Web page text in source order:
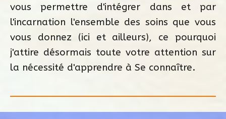
vous permettre d'intégrer dans et par
l'incarnation l'ensemble des soins que vous
vous donnez (ici et ailleurs), ce pourquoi
j'attire désormais toute votre attention sur
la nécessité d'apprendre à Se connaître.